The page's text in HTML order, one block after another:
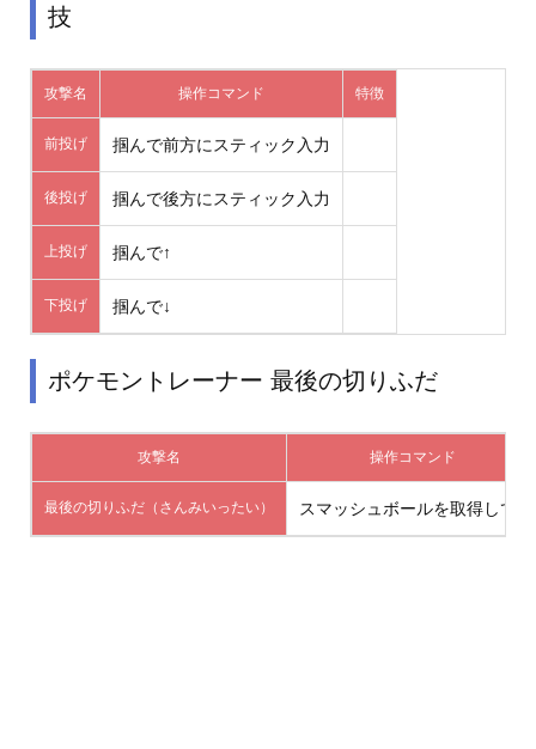
技
攻撃名 操作コマンド 特徴
前投げ 掴んで前方にスティック入力
後投げ 掴んで後方にスティック入力
上投げ 掴んで↑
下投げ 掴んで↓
ポケモントレーナー 最後の切りふだ
攻撃名 操作コマンド
最後の切りふだ（さんみいったい） スマッシュボールを取得してB